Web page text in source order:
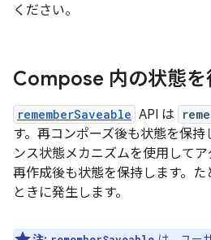
ください。
Compose 内の状態を
rememberSaveable API は
す。再コンポーズ後も状態を保
ンス状態メカニズムを使用して
再作成後も状態を保持します。
ときに発生します。